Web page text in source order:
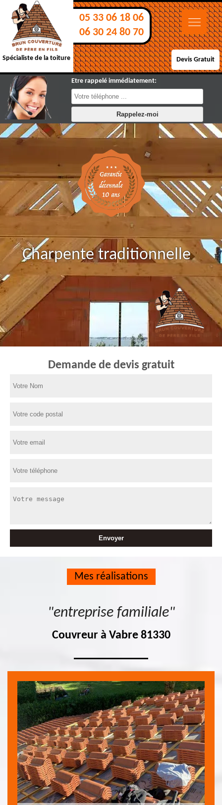
Spécialiste de la toiture
05 33 06 18 06
06 30 24 80 70
Devis Gratuit
Etre rappelé immédiatement:
Charpente traditionnelle
Demande de devis gratuit
Mes réalisations
"entreprise familiale"
Couvreur à Vabre 81330